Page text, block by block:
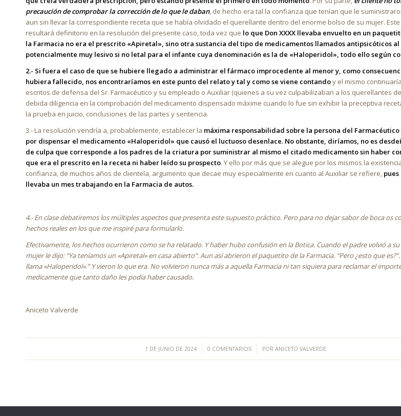
precaución de comprobar la corrección de lo que le daban, de hecho era tal la confianza que tenían que le
aun sin llevar la correspondiente receta que se había olvidado el querellante dentro del enorme bolso de su mujer.
resultará definitorio en la resolución del presente caso, toda vez que lo que Don XXXX llevaba envuelto en un
la Farmacia no era el prescrito «Apiretal», sino otra sustancia del tipo de medicamentos llamados antipsicóticos al
potencialmente muy lesivo si no letal para el infante cuya denominación es la de «Haloperidol», todo ello según
2.- Si fuera el caso de que se hubiere llegado a administrar el fármaco improcedente al menor y, como
hubiera fallecido, nos encontraríamos en este punto del relato y tal y como se viene contandoy el mismo
escritos de defensa del Sr. Farmacéutico y su empleado o Auxiliar (quienes a su vez culpabilizaban a los querellantes
debida diligencia en la comprobación del medicamento dispensado máxime cuando lo fue sin exhibir la preceptiva
la prueba en juicio, conclusiones de las partes y sentencia.
3.- La resolución vendría a, probablemente, establecer la máxima responsabilidad sobre la persona del
por dispensar el medicamento «Haloperidol» que causó el luctuoso desenlace. No obstante, diríamos, no es
de culpa que corresponde a los padres de la criatura por suministrar al mismo el citado medicamento sin haber
que era el prescrito en la receta ni haber leído su prospecto. Y ello por más que se alegue por los mismos la
confianza, de muchos años de clientela, argumento que decae muy especialmente en cuanto al Auxiliar se refiere, pues
llevaba un mes trabajando en la Farmacia de autos.
4.- En clase debatiremos los múltiples aspectos que presenta este supuesto práctico. Pero para no dejar sabor de boca os
hechos reales en los que me inspiré para formularlo.
Efectivamente, los hechos ocurrieron como se ha relatado. Y haber hubo confusión en la Botica. Cuando el padre volvió a
mujer le dijo: “Ya teníamos un «Apiretal» en casa abierto”. Aun así abrieron el paquetito de la Farmacia. “Pero ¿esto que
llama «Haloperidol».” Y vieron lo que era. No volvieron nunca más a aquella Farmacia ni tan siquiera para reclamar el
medicamente que tanto daño les podía haber causado.
Aniceto Valverde
1 DE JUNIO DE 2024
/ 0 COMENTARIOS
/ PORANICETO VALVERDE